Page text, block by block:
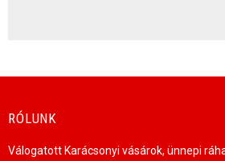
RÓLUNK
Válogatott Karácsonyi vásárok, ünnepi